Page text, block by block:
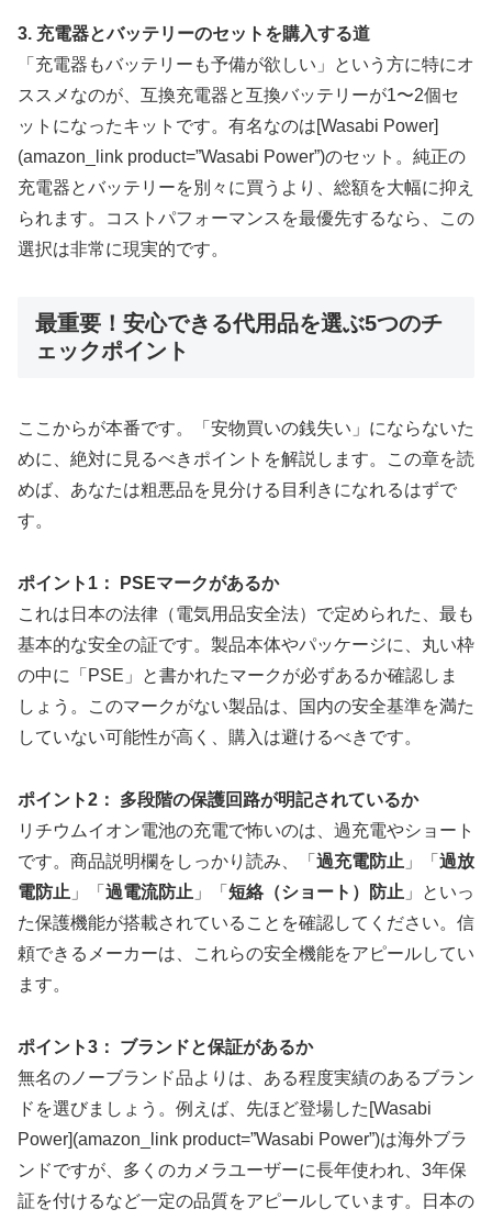
3. 充電器とバッテリーのセットを購入する道
「充電器もバッテリーも予備が欲しい」という方に特にオ
ススメなのが、互換充電器と互換バッテリーが1〜2個セ
ットになったキットです。有名なのは[Wasabi Power]
(amazon_link product=”Wasabi Power”)のセット。純正の
充電器とバッテリーを別々に買うより、総額を大幅に抑え
られます。コストパフォーマンスを最優先するなら、この
選択は非常に現実的です。
最重要！安心できる代用品を選ぶ5つのチ
ェックポイント
ここからが本番です。「安物買いの銭失い」にならないた
めに、絶対に見るべきポイントを解説します。この章を読
めば、あなたは粗悪品を見分ける目利きになれるはずで
す。
ポイント1： PSEマークがあるか
これは日本の法律（電気用品安全法）で定められた、最も
基本的な安全の証です。製品本体やパッケージに、丸い枠
の中に「PSE」と書かれたマークが必ずあるか確認しま
しょう。このマークがない製品は、国内の安全基準を満た
していない可能性が高く、購入は避けるべきです。
ポイント2： 多段階の保護回路が明記されているか
リチウムイオン電池の充電で怖いのは、過充電やショート
です。商品説明欄をしっかり読み、「 過充電防止 」「 過放
電防止 」「 過電流防止 」「 短絡（ショート）防止 」といっ
た保護機能が搭載されていることを確認してください。信
頼できるメーカーは、これらの安全機能をアピールしてい
ます。
ポイント3： ブランドと保証があるか
無名のノーブランド品よりは、ある程度実績のあるブラン
ドを選びましょう。例えば、先ほど登場した[Wasabi
Power](amazon_link product=”Wasabi Power”)は海外ブラ
ンドですが、多くのカメラユーザーに長年使われ、3年保
証を付けるなど一定の品質をアピールしています。日本の